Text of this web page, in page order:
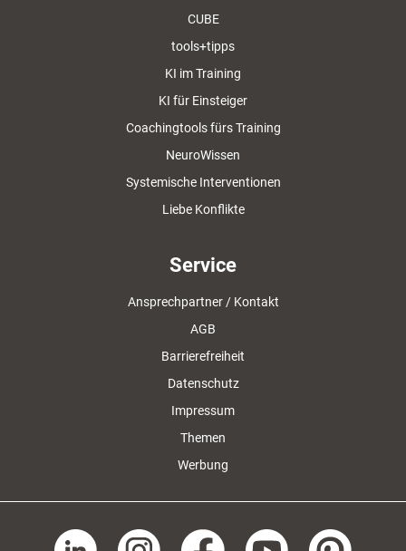
CUBE
tools+tipps
KI im Training
KI für Einsteiger
Coachingtools fürs Training
NeuroWissen
Systemische Interventionen
Liebe Konflikte
Service
Ansprechpartner / Kontakt
AGB
Barrierefreiheit
Datenschutz
Impressum
Themen
Werbung